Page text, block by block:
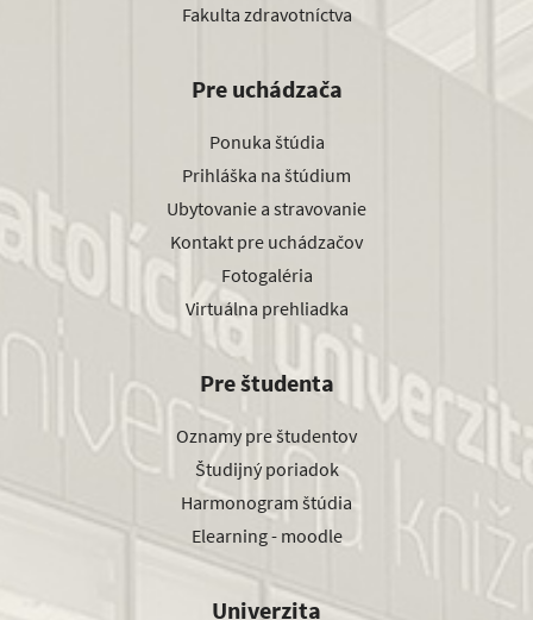
Fakulta zdravotníctva
Pre uchádzača
Ponuka štúdia
Prihláška na štúdium
Ubytovanie a stravovanie
Kontakt pre uchádzačov
Fotogaléria
Virtuálna prehliadka
Pre študenta
Oznamy pre študentov
Študijný poriadok
Harmonogram štúdia
Elearning - moodle
Univerzita